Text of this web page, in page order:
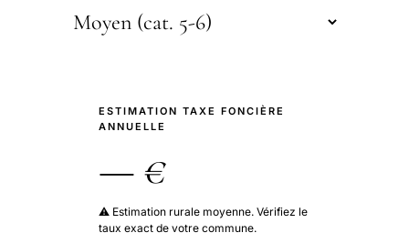
ESTIMATION TAXE FONCIÈRE
ANNUELLE
— €
⚠️ Estimation rurale moyenne. Vérifiez le
taux exact de votre commune.